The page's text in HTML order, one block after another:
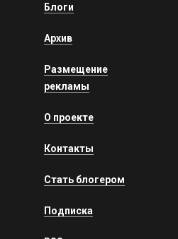
Блоги
Архив
Размещение
рекламы
О проекте
Контакты
Стать блогером
Подписка